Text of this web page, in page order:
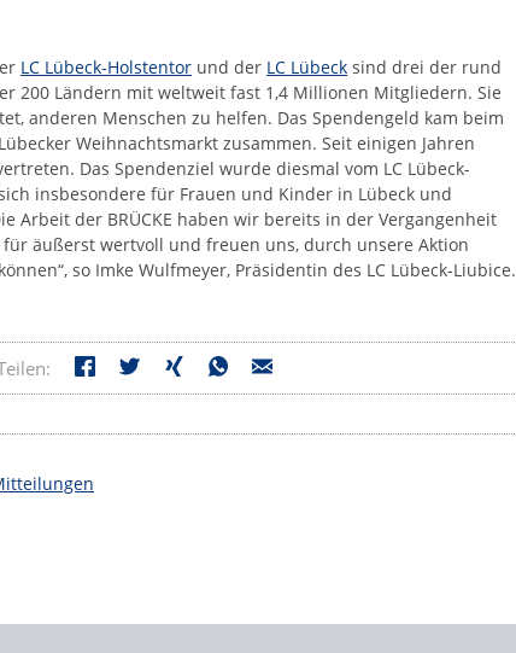
LC Lübeck-Holstentor und der LC Lübeck sind drei der rund
200 Ländern mit weltweit fast 1,4 Millionen Mitgliedern. Sie
anderen Menschen zu helfen. Das Spendengeld kam beim
Weihnachtsmarkt zusammen. Seit einigen Jahren
Das Spendenziel wurde diesmal vom LC Lübeck-
insbesondere für Frauen und Kinder in Lübeck und
Arbeit der BRÜCKE haben wir bereits in der Vergangenheit
äußerst wertvoll und freuen uns, durch unsere Aktion
so Imke Wulfmeyer, Präsidentin des LC Lübeck-Liubice.